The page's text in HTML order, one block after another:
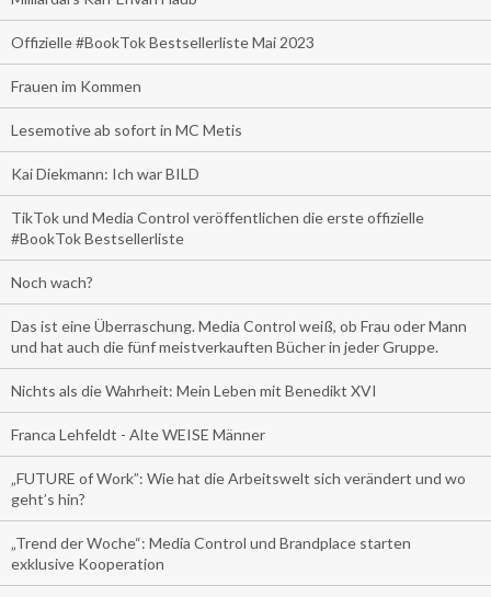
Offizielle #BookTok Bestsellerliste Mai 2023
Frauen im Kommen
Lesemotive ab sofort in MC Metis
Kai Diekmann: Ich war BILD
TikTok und Media Control veröffentlichen die erste offizielle
#BookTok Bestsellerliste
Noch wach?
Das ist eine Überraschung. Media Control weiß, ob Frau oder Mann
und hat auch die fünf meistverkauften Bücher in jeder Gruppe.
Nichts als die Wahrheit: Mein Leben mit Benedikt XVI
Franca Lehfeldt - Alte WEISE Männer
„FUTURE of Work”: Wie hat die Arbeitswelt sich verändert und wo
geht’s hin?
„Trend der Woche“: Media Control und Brandplace starten
exklusive Kooperation